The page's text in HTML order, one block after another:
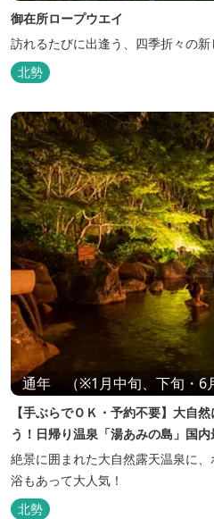
御在所ロープウエイ
訪れるたびに出逢う、四季折々の新
北勢
通年 （※1月中旬、下旬・6
あり
【手ぶらでＯＫ・予約不要】大自
う！日帰り温泉「湯あみの島」国内
絶景に囲まれた大自然露天温泉に
浴もあって大人気！
北勢